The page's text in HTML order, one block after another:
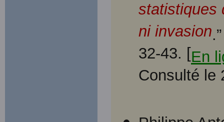
statistiques
ni invasion
32-43. [En
Consulté le